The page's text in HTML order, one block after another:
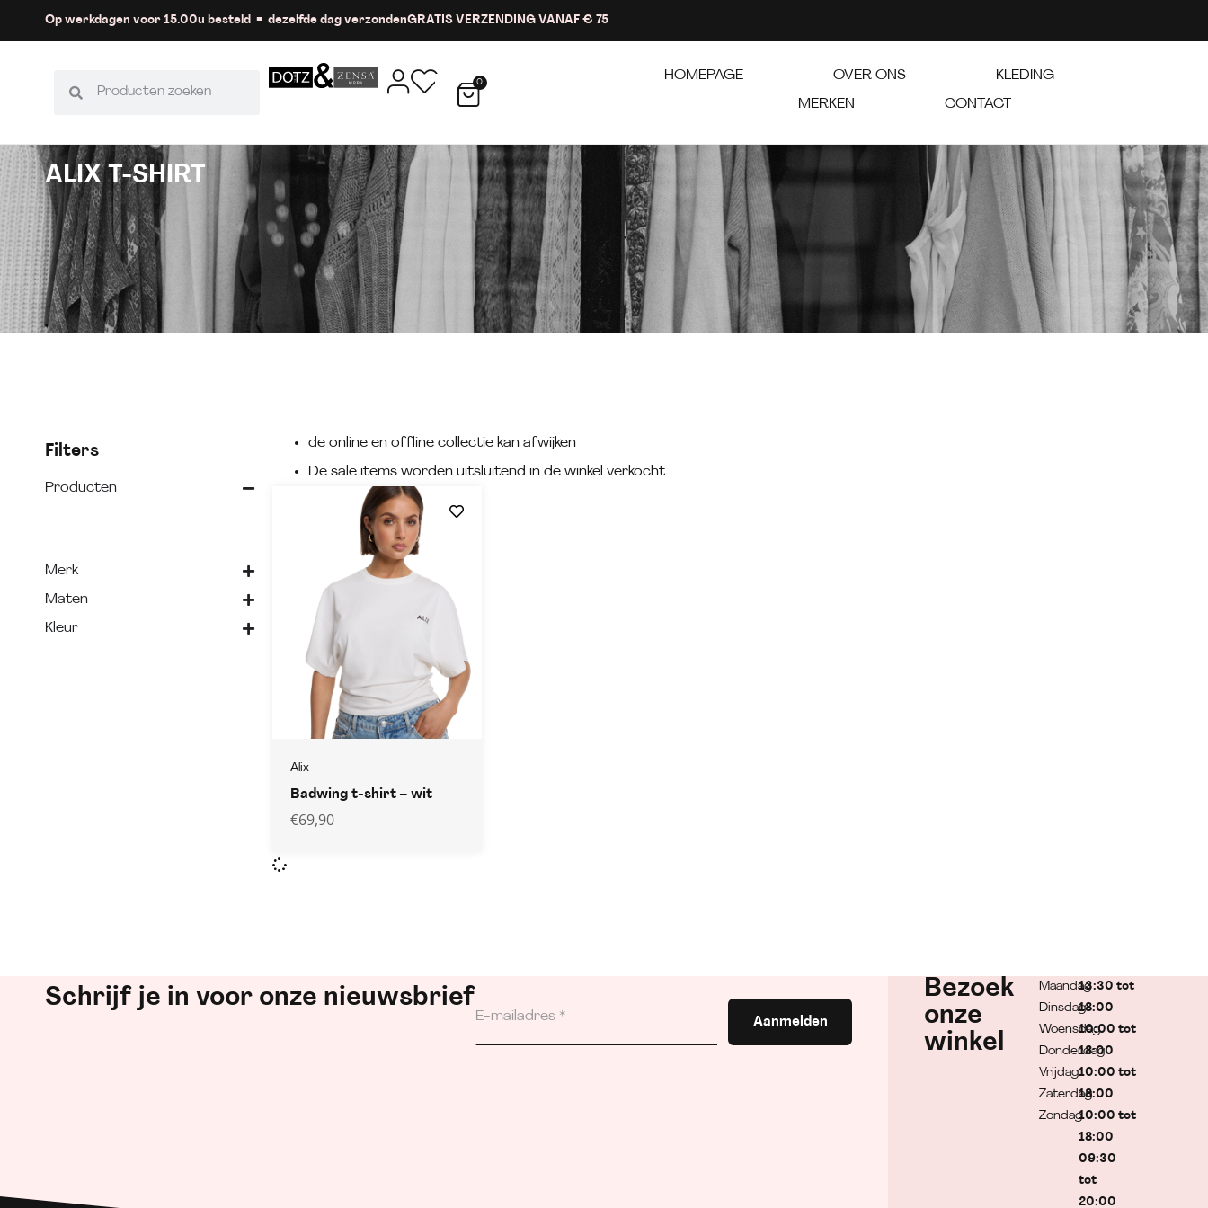
Op werkdagen voor 15.00u besteld = dezelfde dag verzondenGRATIS VERZENDING VANAF € 75
0 HOMEPAGE OVER ONS
KLEDING
MERKEN
CONTACT
ALIX T-SHIRT
Filters
Producten
Merk
Maten
Kleur
de online en offline collectie kan afwijken
De sale items worden uitsluitend in de winkel verkocht.
Alix
Badwing t-shirt – wit
€69,90
Schrijf je in voor onze nieuwsbrief
Aanmelden
Bezoek
onze
winkel
Maandag
Dinsdag
Woensdag
Donderdag
Vrijdag
Zaterdag
Zondag
13:30 tot
18:00
10:00 tot
18:00
10:00 tot
18:00
10:00 tot
18:00
09:30
tot
20:00